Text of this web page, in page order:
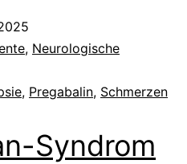
, Neurologische
, Pregabalin, Schmerzen
Syndrom